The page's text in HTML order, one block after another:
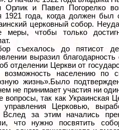
Орлик и Павел Погорелко
1921 года, когда должен был
церковный собор.
меры, чтобы только
съехалось до пятисот
выразил
отделении Церкви от
населению по
жизнь».Было
не принимает участия ни
вопросы, так как Украинская
управления Церковью,
за этим начались
что нужно посвятить